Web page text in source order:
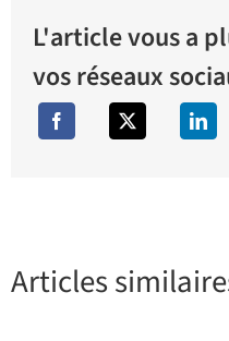
L'article vous a
vos réseaux
Articles